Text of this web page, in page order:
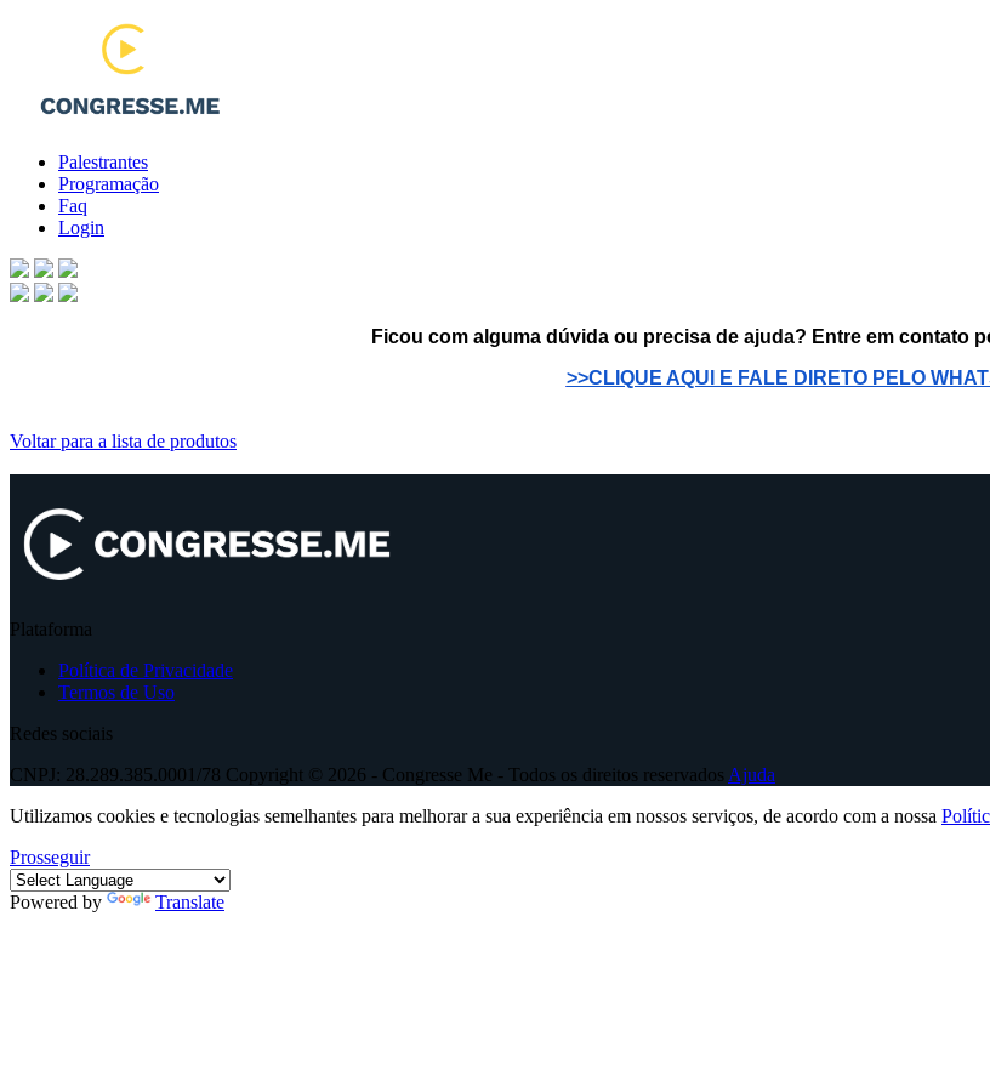
Palestrantes
Programação
Faq
Login
Ficou com alguma dúvida ou precisa de ajuda? Entre em contato
>>CLIQUE AQUI E FALE DIRETO PELO
Voltar para a lista de produtos
Plataforma
Política de Privacidade
Termos de Uso
Redes sociais
CNPJ: 28.289.385.0001/78 Copyright © 2026 - Congresse Me - Todos os direitos reservados Ajuda
Utilizamos cookies e tecnologias semelhantes para melhorar a sua experiência em nossos serviços, de acordo com a nossa
Prosseguir
Powered by Translate